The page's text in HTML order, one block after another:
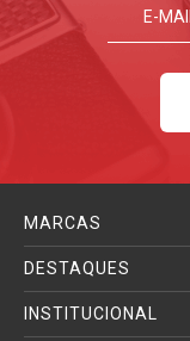
MARCAS
DESTAQUES
INSTITUCIONAL